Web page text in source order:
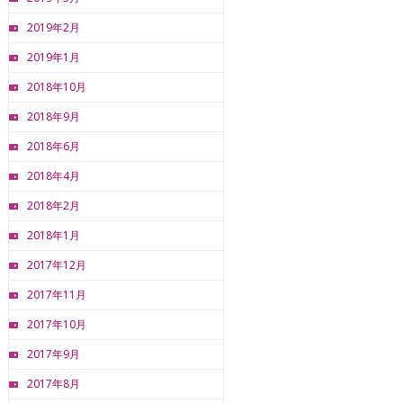
2019年2月
2019年1月
2018年10月
2018年9月
2018年6月
2018年4月
2018年2月
2018年1月
2017年12月
2017年11月
2017年10月
2017年9月
2017年8月